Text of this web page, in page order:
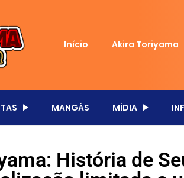
Início Akira Toriyama
MANGÁS MÍDIA
História de